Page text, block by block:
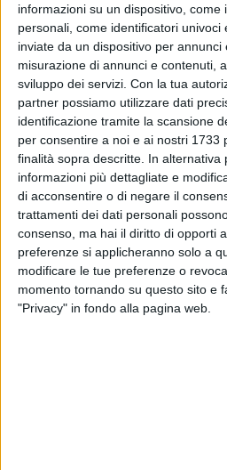
informazioni su un dispositivo, come
personali, come identificatori univoci
inviate da un dispositivo per annunci
misurazione di annunci e contenuti,
sviluppo dei servizi. Con la tua
partner possiamo utilizzare dati
identificazione tramite la scansione
per consentire a noi e ai nostri 1733
finalità sopra descritte. In alternativa
informazioni più dettagliate e
di acconsentire o di negare il
trattamenti dei dati personali
consenso, ma hai il diritto di opporti
preferenze si applicheranno solo a
modificare le tue preferenze o
momento tornando su questo sito e
"Privacy" in fondo alla pagina web.
BITONTO - 23 FEBBRAIO 2026
Termina in parità lo
C5 e Women Roma:
BITONTO - 22 FEBBRAIO 2026
Sfida ad alta quota
ospiti della Women
BITONTO - 20 FEBBRAIO 2026
Il Bitonto continua a
esterno contro il Brilla
BITONTO - 19 FEBBRAIO 2026
Turno
Campi. Trasferta